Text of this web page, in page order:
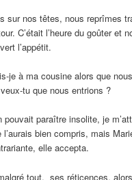
sur nos têtes, nous reprîmes
C’était l’heure du goûter et
l’appétit.
je à ma cousine alors que
tu que nous entrions ?
pouvait paraître insolite, je
bien compris, mais
elle accepta.
tout, ses réticences,